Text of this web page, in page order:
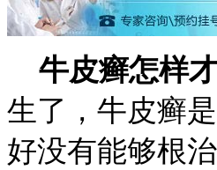
牛皮癣怎样
生了，牛皮癣
好没有能够根